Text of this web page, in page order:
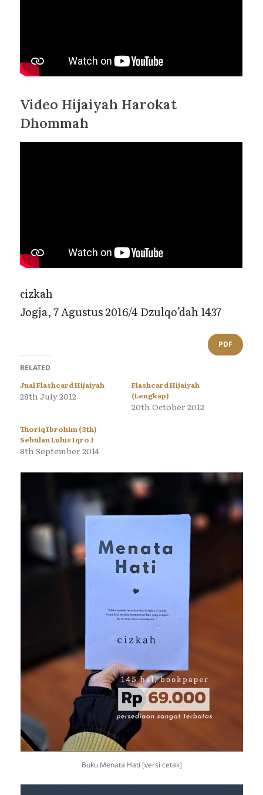
Video Hijaiyah Harokat
Dhommah
cizkah
Jogja, 7 Agustus 2016/4 Dzulqo’dah 1437
PDF
RELATED
Jual Flashcard Hijaiyah
28th July 2012
Flashcard Hijaiyah
(Lengkap)
20th October 2012
Thoriq Ibrohim (3th)
Sebulan Lulus Iqro 1
8th September 2014
Buku Menata Hati [versi cetak]